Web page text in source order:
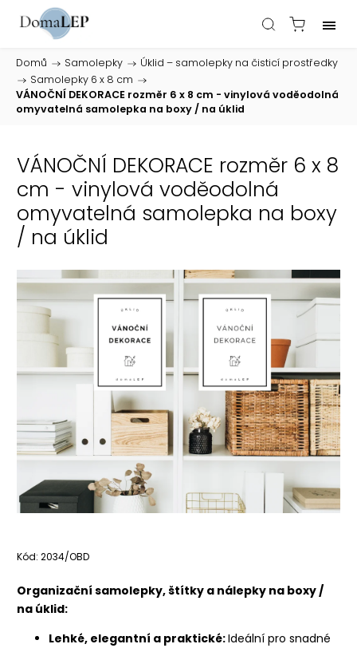
Domů / Samolepky /
Úklid – samolepky na čisticí prostředky
/
Samolepky 6 x 8 cm /
VÁNOČNÍ DEKORACE rozměr 6 x 8 cm - vinylová voděodolná
omyvatelná samolepka na boxy / na úklid
VÁNOČNÍ DEKORACE rozměr 6 x 8
cm - vinylová voděodolná
omyvatelná samolepka na boxy
/ na úklid
Kód: 2034/OBD
Organizační samolepky, štítky a nálepky na boxy /
na úklid:
Lehké, elegantní a praktické:Ideální pro snadné